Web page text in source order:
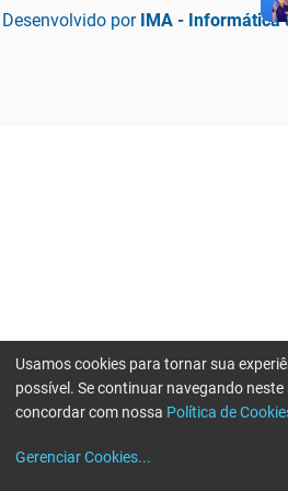
Desenvolvido por IMA - Informática
Usamos cookies para tornar sua
possível. Se continuar navegando neste
concordar com nossa Política de
Gerenciar Cookies...
Erro ao enviar informações, por favor